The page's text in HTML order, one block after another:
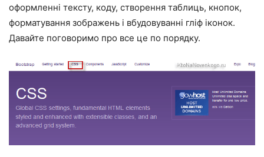
оформленні тексту, коду, створення таблиць, кнопок,
форматування зображень і вбудовуванні гліф іконок.
Давайте поговоримо про все це по порядку.